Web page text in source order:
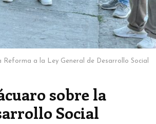
a la Ley General de Desarrollo Social
sobre la
Social